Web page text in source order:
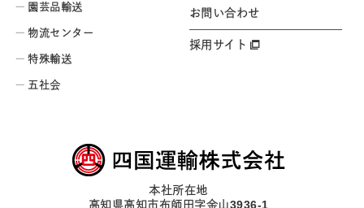
園芸品輸送
物流センター
特殊輸送
五社会
お問い合わせ
採用サイト
本社所在地
高知県高知市布師田字金山3936-1